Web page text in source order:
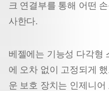
크 연결부를 통해 어떤
사한다.
베젤에는 기능성 다각형
에 오차 없이 고정되게
운 보호 장치는 인제니